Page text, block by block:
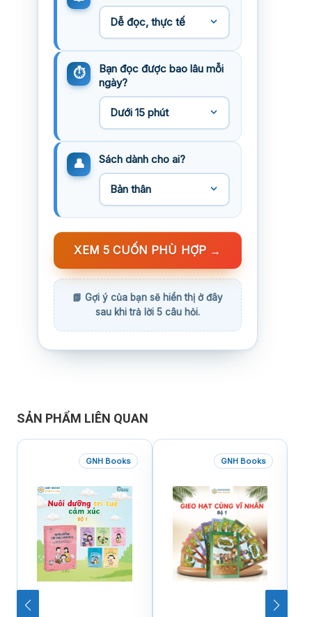
Bạn đọc được bao lâu mỗi
ngày?
Sách dành cho ai?
XEM 5 CUỐN PHÙ HỢP →
SẢN PHẨM LIÊN QUAN
GNH Books GNH Books